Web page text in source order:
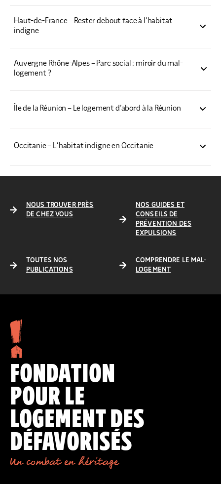
Éclairage régional – Partie 1
Éclairage régional – Partie 2
Haut-de-France – Rester debout face à l’habitat
indigne
Éclairage régional
Auvergne Rhône-Alpes – Parc social : miroir du mal-
logement ?
Éclairage régional
Île de la Réunion – Le logement d’abord à la Réunion
Éclairage régional
Occitanie – L’habitat indigne en Occitanie
Éclairage régional
NOUS TROUVER PRÈS
DE CHEZ VOUS
NOS GUIDES ET
CONSEILS DE
PRÉVENTION DES
EXPULSIONS
TOUTES NOS
PUBLICATIONS
COMPRENDRE LE MAL-
LOGEMENT
FONDATION
POUR LE
LOGEMENT DES
DÉFAVORISÉS
Un combat en héritage